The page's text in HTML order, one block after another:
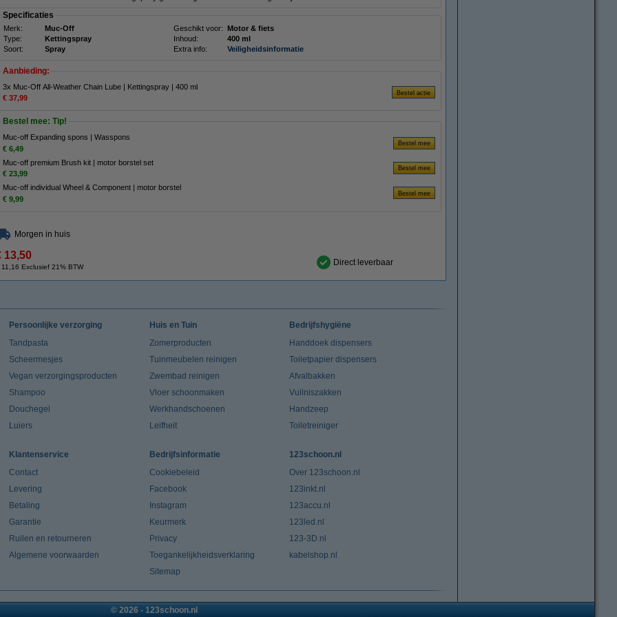
Specificaties
Merk: Muc-Off Geschikt voor: Motor & fiets
Type:
Kettingspray Inhoud:
400 ml
Soort:
Spray Extra info: Veiligheidsinformatie
Aanbieding:
3x Muc-Off All-Weather Chain Lube | Kettingspray | 400 ml
€ 37,99
Bestel mee: Tip!
Muc-off Expanding spons | Wasspons
€ 6,49
Muc-off premium Brush kit | motor borstel set
€ 23,99
Muc-off individual Wheel & Component | motor borstel
€ 9,99
Morgen in huis
13,50
11,16 Exclusief 21% BTW Direct leverbaar
Persoonlijke verzorging
Tandpasta
Scheermesjes
Vegan verzorgingsproducten
Shampoo
Douchegel
Luiers
Huis en Tuin
Zomerproducten
Tuinmeubelen reinigen
Zwembad reinigen
Vloer schoonmaken
Werkhandschoenen
Leifheit
Bedrijfshygiëne
Handdoek dispensers
Toiletpapier dispensers
Afvalbakken
Vuilniszakken
Handzeep
Toiletreiniger
Klantenservice
Contact
Levering
Betaling
Garantie
Ruilen en retourneren
Algemene voorwaarden
Bedrijfsinformatie
Cookiebeleid
Facebook
Instagram
Keurmerk
Privacy
Toegankelijkheidsverklaring
Sitemap
123schoon.nl
Over 123schoon.nl
123inkt.nl
123accu.nl
123led.nl
123-3D.nl
kabelshop.nl
© 2026 - 123schoon.nl